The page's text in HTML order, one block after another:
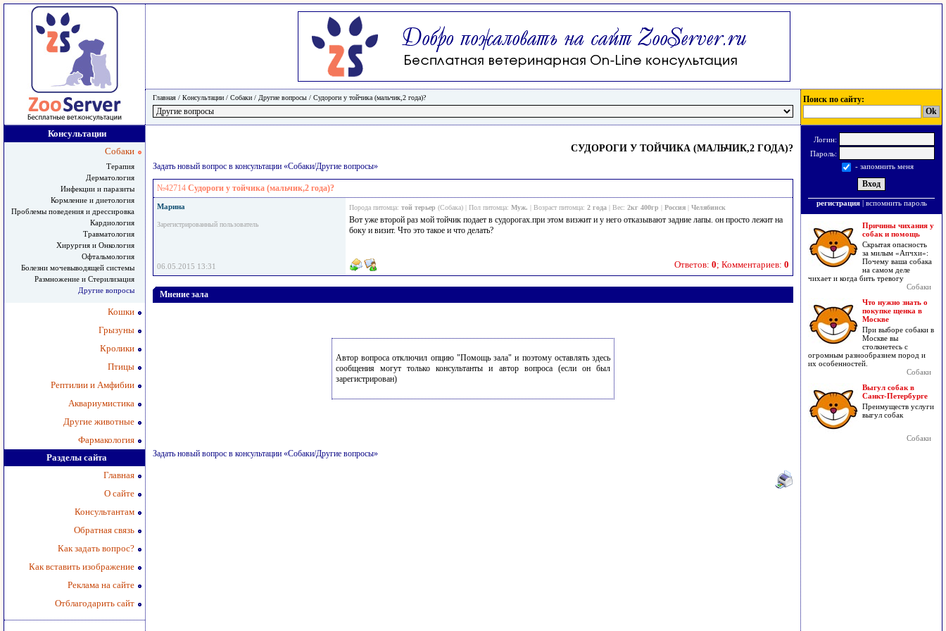
Главная / Консультации / Собаки / Другие вопросы / Судороги у тойчика (мальчик,2 года)? Поиск по сайту:
Консультации
Собаки
Терапия
Дерматология
Инфекции и паразиты
Кормление и диетология
Проблемы поведения и дрессировка
Кардиология
Травматология
Хирургия и Онкология
Офтальмология
Болезни мочевыводящей системы
Размножение и Стерилизация
Другие вопросы
Кошки
Грызуны
Кролики
Птицы
Рептилии и Амфибии
Аквариумистика
Другие животные
Фармакология
Разделы сайта
Главная
О сайте
Консультантам
Обратная связь
Как задать вопрос?
Как вставить изображение
Реклама на сайте
Отблагодарить сайт
СУДОРОГИ У ТОЙЧИКА (МАЛЬЧИК,2 ГОДА)?
Задать новый вопрос в консультации «Собаки/Другие вопросы»
№42714 Судороги у тойчика (мальчик,2 года)?
Марина
Зарегистрированный пользователь
Порода питомца: той терьер (Собака) | Пол питомца: Муж. | Возраст питомца: 2 года | Вес: 2кг 400гр | Россия | Челябинск
Вот уже второй раз мой тойчик подает в судорогах.при этом визжит и у него отказывают задние лапы. он просто лежит на
боку и визит. Что это такое и что делать?
06.05.2015 13:31 Ответов: 0; Комментариев: 0
Мнение зала
Автор вопроса отключил опцию "Помощь зала" и поэтому оставлять здесь
сообщения могут только консультанты и автор вопроса (если он был
зарегистрирован)
Задать новый вопрос в консультации «Собаки/Другие вопросы»
Логин:
Пароль:
- запомнить меня
регистрация| вспомнить пароль
Причины чихания у
собак и помощь
Скрытая опасность
за милым «Апчхи»:
Почему ваша собака
на самом деле
чихает и когда бить тревогу
Собаки
Что нужно знать о
покупке щенка в
Москве
При выборе собаки в
Москве вы
столкнетесь с
огромным разнообразием пород и
их особенностей.
Собаки
Выгул собак в
Санкт-Петербурге
Преимуществ услуги
выгул собак
Собаки